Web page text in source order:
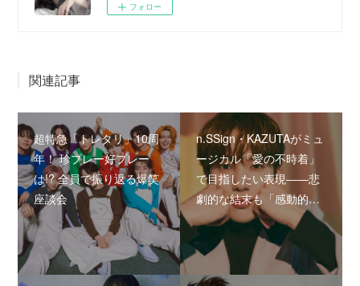
フォロー
関連記事
超特急「トレタリ」10周
年！ 珍プレー好プレー
は!? 全員で振り返る爆笑
座談会
n.SSign・KAZUTAがミュ
ージカル「愛の不時着」
で目指したい表現――悲
劇的な結末も「感動的…